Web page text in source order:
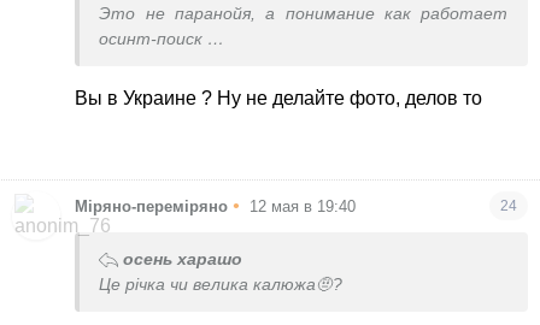
Это не паранойя, а понимание как работает
осинт-поиск
Так что не извиняю ))
Вы в Украине ? Ну не делайте фото, делов то
Міряно-переміряно • 12 мая в 19:40 24
осень харашо
Це річка чи велика калюжа🤨?